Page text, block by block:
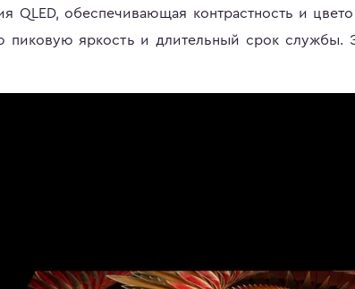
QLED, обеспечивающая контрастность и
пиковую яркость и длительный срок службы.